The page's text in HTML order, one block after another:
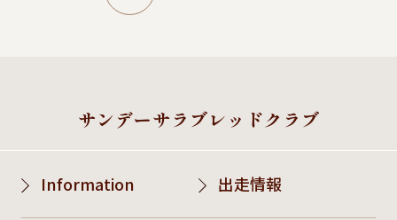
サンデーサラブレッドクラブ
Information 出走情報